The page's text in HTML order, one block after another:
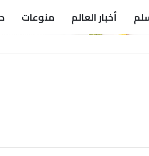
أخبار العالم منوعات